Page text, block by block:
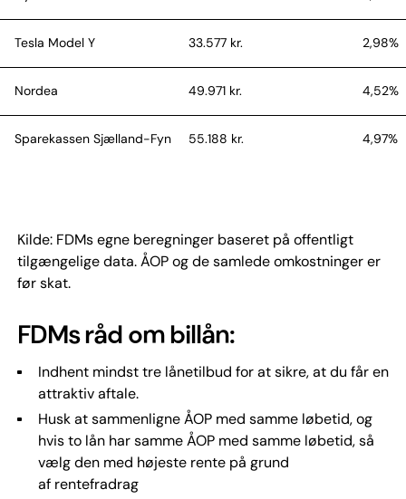
Tesla Model Y 33.577 kr. 2,98%
Nordea 49.971 kr. 4,52%
Sparekassen Sjælland-Fyn 55.188 kr. 4,97%
Kilde: FDMs egne beregninger baseret på offentligt
tilgængelige data. ÅOP og de samlede omkostninger er
før skat.
FDMs råd om billån:
Indhent mindst tre lånetilbud for at sikre, at du får en
attraktiv aftale.
Husk at sammenligne ÅOP med samme løbetid, og
hvis to lån har samme ÅOP med samme løbetid, så
vælg den med højeste rente på grund
af rentefradrag